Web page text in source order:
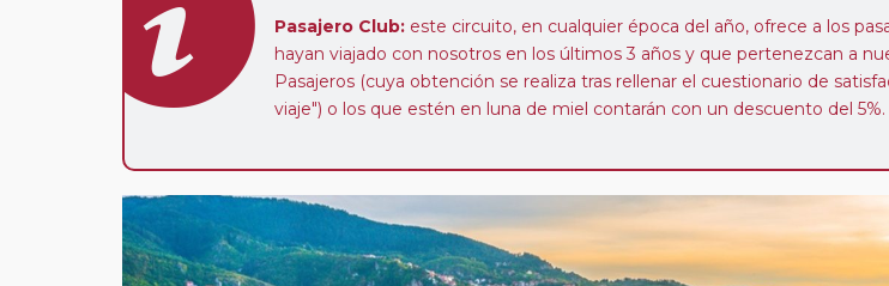
Pasajero Club: este circuito, en cualquier época del año, ofrece a los
hayan viajado con nosotros en los últimos 3 años y que pertenezcan a
Pasajeros (cuya obtención se realiza tras rellenar el cuestionario de
viaje") o los que estén en luna de miel contarán con un descuento del 5%.